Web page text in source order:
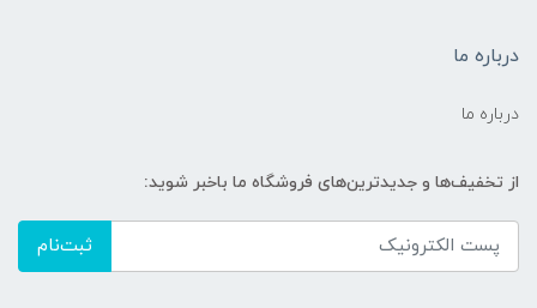
درباره ما
درباره ما
از تخفیف‌ها و جدیدترین‌های فروشگاه ما باخبر شوید:
ثبت‌نام